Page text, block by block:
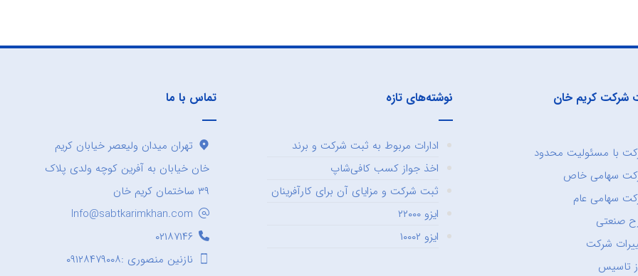
شرکت کریم خان
با مسئولیت محدود
سهامی خاص
سهامی عام
صنعتی
شرکت
تاسیس
نوشته‌های تازه
ادارات مربوط به ثبت شرکت و برند
اخذ جواز کسب کافی‌شاپ
ثبت شرکت و مزایای آن برای کارآفرینان
ایزو ۲۲۰۰۰
ایزو ۱۰۰۰۲
تماس با ما
تهران میدان ولیعصر خیابان کریم
خان خیابان به آفرین کوچه ولدی پلاک
۳۹ ساختمان کریم خان
Info@sabtkarimkhan.com
۰۲۱۸۷۱۴۶
نازنین منصوری :۰۹۱۲۸۴۷۹۰۰۸